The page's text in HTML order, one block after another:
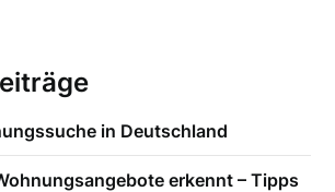
in Deutschland
erkennt – Tipps